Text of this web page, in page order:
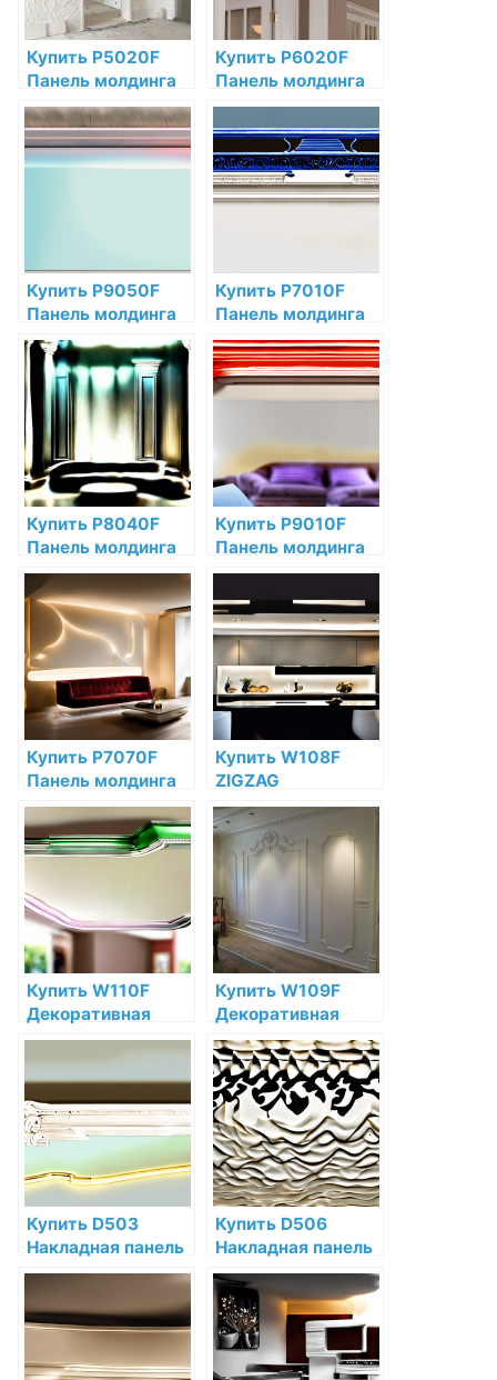
Купить P5020F
Панель молдинга
гибкая Orac Decor
Полиуретан по
низкой цене в
интернет-
Купить P6020F
Панель молдинга
гибкая Orac Decor
Полиуретан по
низкой цене в
интернет-
магазине
Купить P9050F
Панель молдинга
гибкая Orac Decor
Полиуретан по
низкой цене в
интернет-
магазине
Купить P7010F
Панель молдинга
гибкая Orac Decor
Полиуретан по
низкой цене в
интернет-
Купить P8040F
Панель молдинга
гибкая Orac Decor
Полиуретан по
низкой цене в
интернет-
магазине
Купить P9010F
Панель молдинга
гибкая Orac Decor
низкой цене в
интернет-
магазине
Купить P7070F
Панель молдинга
гибкая Orac Decor
Полиуретан по
низкой цене в
магазине
Купить W108F
ZIGZAG
Декоративная
панель гибкая Orac
Decor Полиуретан
Orac Decor по
низкой цене в
интернет-
магазине
Купить W110F
Декоративная
панель гибкая Orac
Decor Hill
Полиуретан Orac
Decor по низкой
цене в интернет-
магазине
Купить W109F
Декоративная
панель гибкая Orac
Decor Valley
Полиуретан Orac
Decor по низкой
цене в интернет-
магазине
Купить D503
Накладная панель
Orac Decor
низкой цене в
интернет-
магазине
Купить D506
Накладная панель
Orac Decor
Дюрополимер по
низкой цене в
интернет-
магазине